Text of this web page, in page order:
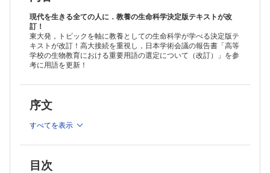
第10章 生命科学技術はここまで進んだ
第11章 生命科学に関する倫理的・法的規制はどのようになっている
か
第12章 生命科学の新たな展開
現代を生きる全ての人に．教養の生命科学決定版テキストが改
訂！
東大発，トピックを軸に教養としての生命科学が学べる決定版テ
キストが改訂！高大接続を重視し，日本学術会議の報告書「高等
学校の生物教育における重要用語の選定について（改訂）」を参
考に用語を更新！
序文
すべてを表示
目次